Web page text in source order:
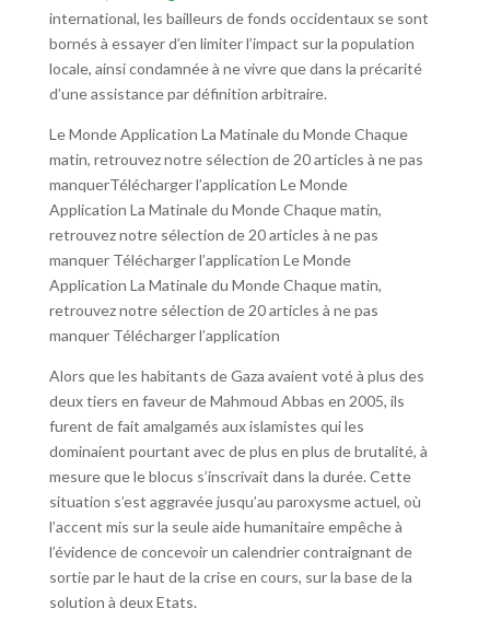
international, les bailleurs de fonds occidentaux se sont
bornés à essayer d’en limiter l’impact sur la population
locale, ainsi condamnée à ne vivre que dans la précarité
d’une assistance par définition arbitraire.
Le Monde Application La Matinale du Monde Chaque
matin, retrouvez notre sélection de 20 articles à ne pas
manquerTélécharger l’application Le Monde
Application La Matinale du Monde Chaque matin,
retrouvez notre sélection de 20 articles à ne pas
manquer Télécharger l’application Le Monde
Application La Matinale du Monde Chaque matin,
retrouvez notre sélection de 20 articles à ne pas
manquer Télécharger l’application
Alors que les habitants de Gaza avaient voté à plus des
deux tiers en faveur de Mahmoud Abbas en 2005, ils
furent de fait amalgamés aux islamistes qui les
dominaient pourtant avec de plus en plus de brutalité, à
mesure que le blocus s’inscrivait dans la durée. Cette
situation s’est aggravée jusqu’au paroxysme actuel, où
l’accent mis sur la seule aide humanitaire empêche à
l’évidence de concevoir un calendrier contraignant de
sortie par le haut de la crise en cours, sur la base de la
solution à deux Etats.